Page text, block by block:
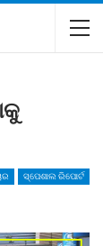
ସ୍ପେଶାଲ ରିପୋର୍ଟ